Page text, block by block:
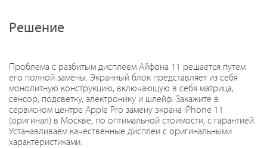
Решение
Проблема с разбитым дисплеем Айфона 11 решается путем
его полной замены. Экранный блок представляет из себя
монолитную конструкцию, включающую в себя матрица,
сенсор, подсветку, электронику и шлейф. Закажите в
сервисном центре Apple Pro замену экрана iPhone 11
(оригинал) в Москве, по оптимальной стоимости, с гарантией.
Устанавливаем качественные дисплеи с оригинальными
характеристиками.